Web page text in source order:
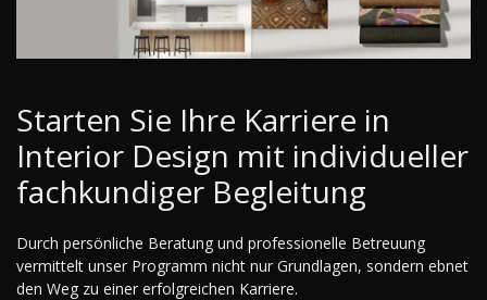
Starten Sie Ihre Karriere in
Interior Design mit individueller
fachkundiger Begleitung
Durch persönliche Beratung und professionelle Betreuung
vermittelt unser Programm nicht nur Grundlagen, sondern ebnet
den Weg zu einer erfolgreichen Karriere.